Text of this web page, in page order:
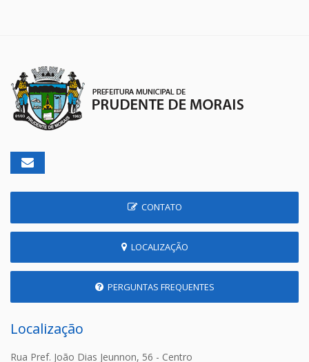
CONTATO
LOCALIZAÇÃO
PERGUNTAS FREQUENTES
Localização
Rua Pref. João Dias Jeunnon, 56 - Centro